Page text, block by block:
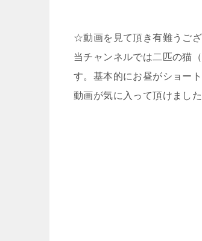
☆動画を見て頂き有難うご
当チャンネルでは二匹の猫
す。基本的にお昼がショー
動画が気に入って頂けまし